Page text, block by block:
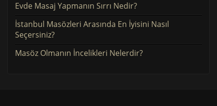
Evde Masaj Yapmanın Sırrı Nedir?
İstanbul Masözleri Arasında En İyisini Nasıl
Seçersiniz?
Masöz Olmanın İncelikleri Nelerdir?